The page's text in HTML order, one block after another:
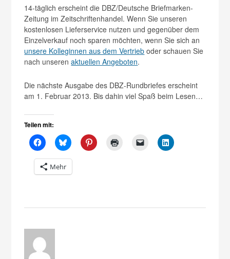
14-täglich erscheint die DBZ/Deutsche Briefmarken-
Zeitung im Zeitschriftenhandel. Wenn Sie unseren
kostenlosen Lieferservice nutzen und gegenüber dem
Einzelverkauf noch sparen möchten, wenn Sie sich an
unsere Kolleginnen aus dem Vertrieb oder schauen Sie
nach unserenaktuellen Angeboten.
Die nächste Ausgabe des DBZ-Rundbriefes erscheint
am 1. Februar 2013. Bis dahin viel Spaß beim Lesen…
Teilen mit:
Mehr